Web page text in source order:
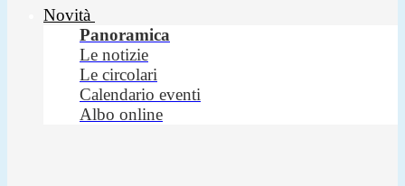
Novità
Panoramica
Le notizie
Le circolari
Calendario eventi
Albo online